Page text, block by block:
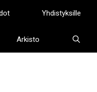
Yhdistyksille
Arkisto